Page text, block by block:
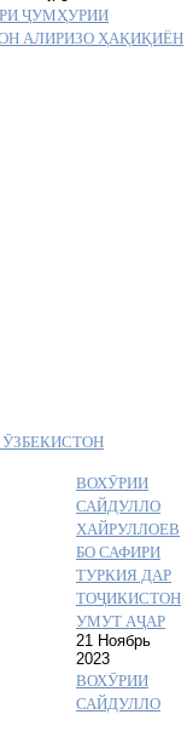
ҶУМҲУРИИ
АЛИРИЗО ҲАҚИҚИЁН
ВОХӮРИИ
САЙДУЛЛО
ХАЙРУЛЛОЕВ
БО САФИРИ
ТУРКИЯ ДАР
ТОҶИКИСТОН
УМУТ АҶАР
21 Ноябрь
2023
ВОХӮРИИ
САЙДУЛЛО